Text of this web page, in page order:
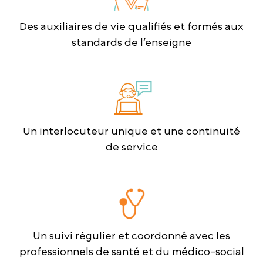
Des auxiliaires de vie qualifiés et formés aux
standards de l’enseigne
Un interlocuteur unique et une continuité
de service
Un suivi régulier et coordonné avec les
professionnels de santé et du médico-social